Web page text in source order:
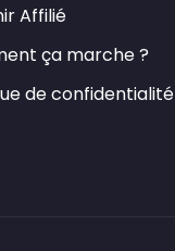
Affilié
ça marche ?
de confidentialité